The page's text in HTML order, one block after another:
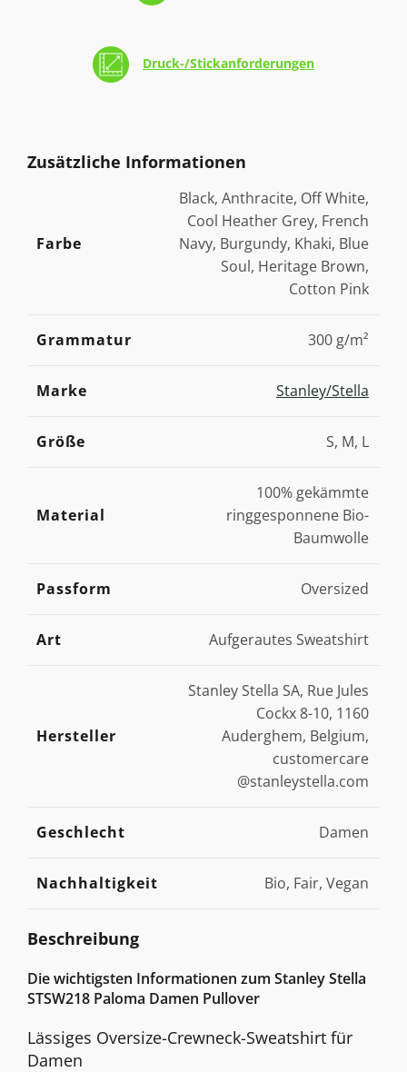
Druck-/Stickanforderungen
Zusätzliche Informationen
Farbe
Black, Anthracite, Off White,
Cool Heather Grey, French
Navy, Burgundy, Khaki, Blue
Soul, Heritage Brown,
Cotton Pink
Grammatur 300 g/m²
Marke Stanley/Stella
Größe S, M, L
Material
100% gekämmte
ringgesponnene Bio-
Baumwolle
Passform Oversized
Art Aufgerautes Sweatshirt
Hersteller
Stanley Stella SA, Rue Jules
Cockx 8-10, 1160
Auderghem, Belgium,
customercare
@stanleystella.com
Geschlecht Damen
Nachhaltigkeit Bio, Fair, Vegan
Beschreibung
Die wichtigsten Informationen zum Stanley Stella
STSW218 Paloma Damen Pullover
Lässiges Oversize-Crewneck-Sweatshirt für
Damen